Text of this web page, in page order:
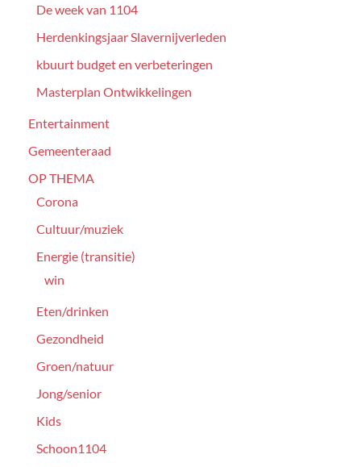
De week van 1104
Herdenkingsjaar Slavernijverleden
kbuurt budget en verbeteringen
Masterplan Ontwikkelingen
Entertainment
Gemeenteraad
OP THEMA
Corona
Cultuur/muziek
Energie (transitie)
win
Eten/drinken
Gezondheid
Groen/natuur
Jong/senior
Kids
Schoon1104